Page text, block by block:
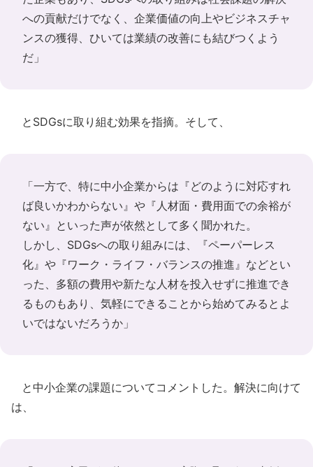
への貢献だけでなく、企業価値の向上やビジネスチャ
ンスの獲得、ひいては業績の改善にも結びつくよう
だ」
とSDGsに取り組む効果を指摘。そして、
「一方で、特に中小企業からは『どのように対応すれ
ば良いかわからない』や『人材面・費用面での余裕が
ない』といった声が依然として多く聞かれた。
しかし、SDGsへの取り組みには、『ペーパーレス
化』や『ワーク・ライフ・バランスの推進』などとい
った、多額の費用や新たな人材を投入せずに推進でき
るものもあり、気軽にできることから始めてみるとよ
いではないだろうか」
と中小企業の課題についてコメントした。解決に向けて
は、